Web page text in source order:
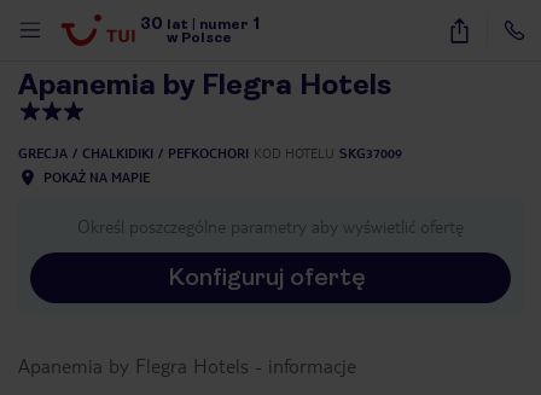
30 lat numer 1
w Polsce
19
Apanemia by Flegra Hotels
GRECJA CHALKIDIKI PEFKOCHORI KOD HOTELU SKG37009
POKAŻ NA MAPIE
Określ poszczególne parametry aby wyświetlić ofertę
Konfiguruj ofertę
Apanemia by Flegra Hotels - informacje